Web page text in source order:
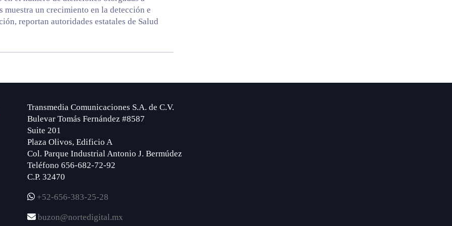
muestra un crecimiento en la detección e
reportan autoridades estatales de Salud
Transmedia Comunicaciones S.A. de C.V.
Bulevar Tomás Fernández #8587
Suite 201
Plaza Olivos, Edificio A
Col. Parque Industrial Antonio J. Bermúdez
Teléfono 656-682-72-92
C.P. 32470
+52-656-383-25-28
buzon@nortedigital.mx